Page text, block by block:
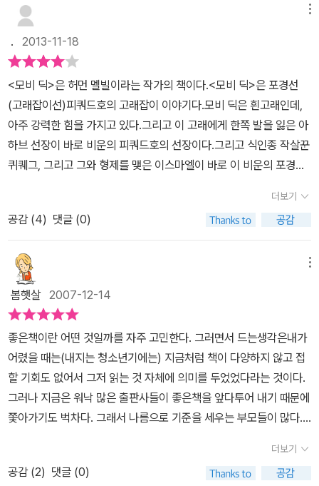
정신과 불굴의 의지만 비교해 보면 『노인과 바다』의 산티아고 노인과
의 대부분을 바다에서 보냈는데 이토록 극명한 차이가 나는 이유는
뭘까?산티아고 노인은 84일 동안 물고기 한 마리 낚지 못했어도 85
일 째 바다를 향해 나아간다.그의 가슴엔 자신의 외로운 현실과 세상
과 불운에 대한 원망이 없다.다섯 살 때부터 노인의 조각배에 같이 탔
던 소년 마놀린에 대한 사랑과 바다와 물새와 자신이 잡아야 할 물고
기에게까지 애정이 넘친다.심지어 고통으로 마비된 자신의 신체까지
도 불평하기 보다는 주어진 상황에서 최선을 다할 뿐이다.노인의 삶
에 대한 태도는 경이로움을 넘어 위대하다.아하브 선장에게 바다는
전쟁터다.자신의 다리를 앗아간 모비 딕은 그 전쟁터에서 죽이지 않
신의 팔 하나를 잃은 '새뮤얼 앤더비호'의 선장은 다르다.'팔 하나 잃은
것으로 충분하지 않습니까? 잃은 팔을 되찾는다고 해도 아무 소용이
없으니까요. 하지만 남은 팔 하나마저 잃지는 않을 겁니다. 모비 딕
과 더 이상 싸울 생각이 없습니다.'(129쪽)'복수에는 위안이 없습니
다. 더 큰 슬픔만이 기다릴 뿐이죠.'(130쪽)어부가 물고기를 잡아 생
계를 유지하듯이 고래가 포경선에 대항해 인간을 공격하는 것은 자연
의 섭리다.노인은 자연에 순응하는 인간이고 선장은 자연에 대항하는
인간이다.자연에 대한 맹목적인 분노가 한 인간은 물론 그의 휘하 선
원들까지 죽음으로 몰아 넣었다.산티아고 노인과 소년 마놀린처럼,
. 2013-11-18
<모비 딕>은 허먼 멜빌이라는 작가의 책이다.<모비 딕>은 포경선
(고래잡이선)피쿼드호의 고래잡이 이야기다.모비 딕은 흰고래인데,
아주 강력한 힘을 가지고 있다.그리고 이 고래에게 한쪽 발을 잃은 아
하브 선장이 바로 비운의 피쿼드호의 선장이다.그리고 식인종 작살꾼
퀴퀘그, 그리고 그와 형제를 맺은 이스마엘이 바로 이 비운의 포경선,
있는 모비 딕, 이 모비 딕을 기필코 죽일거라는 아하브 선장, 그리고
비운의 피쿼드호에 몸을 실게된 작살꾼 퀴퀘그와 그와 형제를 맺은
이스마엘.이 네 명의 주인공이 이야기를 만들어 가며 비극적인 운명
을 맞게 되는 장면으로 가보자. 그러나 그 역시 긴장했는지 작살을 든
두팔이 부들부들 떨렸다.로프를 잡고 사투를 벌이다가 갈가리 찢어진
페달라의 시신이 고래 가죽에 핀처럼 꽃혀 있었다.페달라의 부릅뜬
눈이 아하브 선장과 정면으로 마주쳤다.부들부들 떨고 있던 그의 손
에서 작살이 떨어졌다.아하브 선장은 그 자리에 무릎을 꿇고 흐느껴
울었다.'그가 말한 대로 다시 만났구나.나보다 먼저 간다고 하더니.고
래 등 위의 감옥이 네 관이 될 줄이야.......인간이 손에 의해 만들어진
것이 아니라고 하더니.......이 고래가 아하브 너를 조롱하고 있어.-<
모비 딕>, 푸른숲주니어, 2012년도, 222쪽-나는 이 부분이 가장 인
상깊었다.이 책을 읽어보면 알겠지만, 페달라는 이 배에서 아하브 선
장에게 자신이 예언한 것을 이야기 하는데, 지금 아하브 선장이 그 예
더보기
공감 (4) 댓글 (0)
봄햇살2007-12-14
좋은책이란 어떤 것일까를 자주 고민한다. 그러면서 드는생각은내가
어렸을 때는(내지는 청소년기에는) 지금처럼 책이 다양하지 않고 접
할 기회도 없어서 그저 읽는 것 자체에 의미를 두었었다라는 것이다.
그러나 지금은 워낙 많은 출판사들이 좋은책을 앞다투어 내기 때문에
쫓아가기도 벅차다. 그래서 나름으로 기준을 세우는 부모들이 많다.
어한다는 점이다. 그러나한편으론난해한 책들을 꼭 완역본으로 읽히
며 고문을 해야할까라는 생각도 든다. 내가 청소년기에 읽었던 책들
더보기
공감 (2) 댓글 (0)